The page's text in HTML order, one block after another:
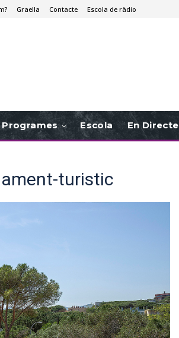
Graella Contacte Escola de ràdio
Programes Escola En Directe
turistic